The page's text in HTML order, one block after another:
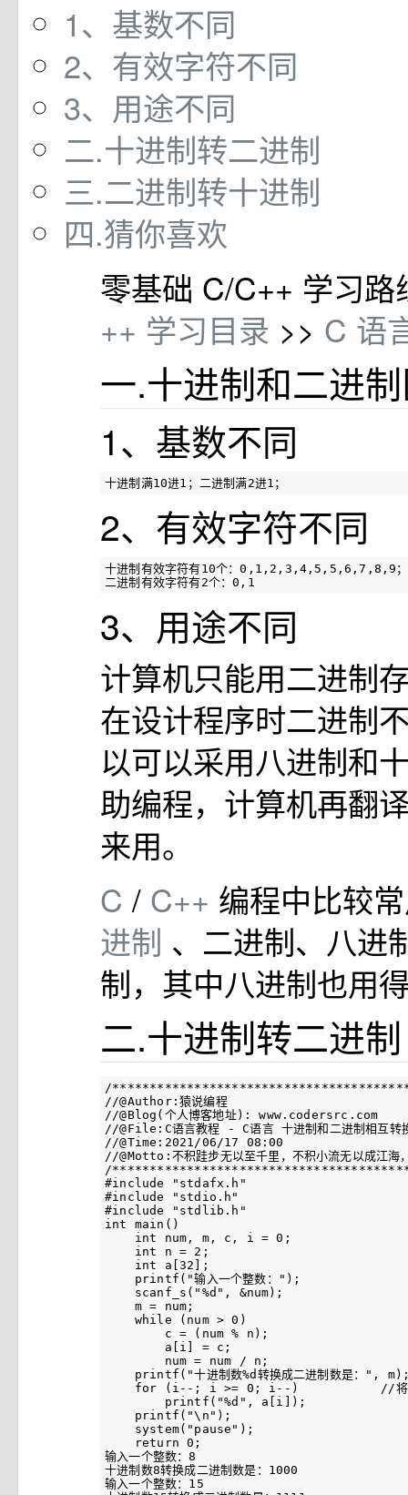
1、基数不同
2、有效字符不同
3、用途不同
二.十进制转二进制
三.二进制转十进制
四.猜你喜欢
零基础 C/C++ 学习
++ 学习目录 >> C 语
一.十进制和二进
1、基数不同
十进制满10进1；二进制满2进1；
2、有效字符不同
十进制有效字符有10个：0,1,2,3,4,5,5,6,7,8,9；
二进制有效字符有2个：0,1
3、用途不同
计算机只能用二进制
在设计程序时二进制
以可以采用八进制和
助编程，计算机再翻
来用。
C/ C++ 编程中比较
进制 、二进制、八进
制，其中八进制也用
二.十进制转二进制
/
//@Author:猿说编程
//@Blog(个人博客地址): www.codersrc.com
//@File:C语言教程 - C语言 十进制和二进制相互转
//@Time:2021/06/17 08:00
//@Motto:不积跬步无以至千里，不积小流无以成江海
/
#include "stdafx.h"
#include "stdio.h"
#include "stdlib.h"
int main()
    int num, m, c, i = 0;
    int n = 2;
    int a[32];
    printf("输入一个整数：");
    scanf_s("%d", &num);
    m = num;
    while (num > 0)
        c = (num % n);
        a[i] = c;
        num = num / n;
printf("十进制数%d转换成二进制数是：",
for (i--; i >= 0; i--)           //将
        printf("%d", a[i]);
    printf("\n");
    system("pause");
    return 0;
输入一个整数：8
十进制数8转换成二进制数是：1000
输入一个整数：15